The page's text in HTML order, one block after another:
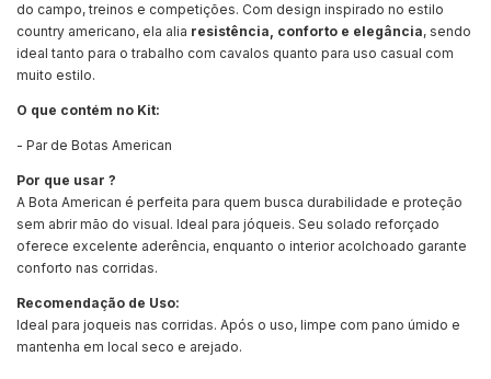
do campo, treinos e competições. Com design inspirado no estilo
country americano, ela alia resistência, conforto e elegância, sendo
ideal tanto para o trabalho com cavalos quanto para uso casual com
muito estilo.
O que contém no Kit:
- Par de Botas American
Por que usar ?
A Bota American é perfeita para quem busca durabilidade e proteção
sem abrir mão do visual. Ideal para jóqueis. Seu solado reforçado
oferece excelente aderência, enquanto o interior acolchoado garante
conforto nas corridas.
Recomendação de Uso:
Ideal para joqueis nas corridas. Após o uso, limpe com pano úmido e
mantenha em local seco e arejado.